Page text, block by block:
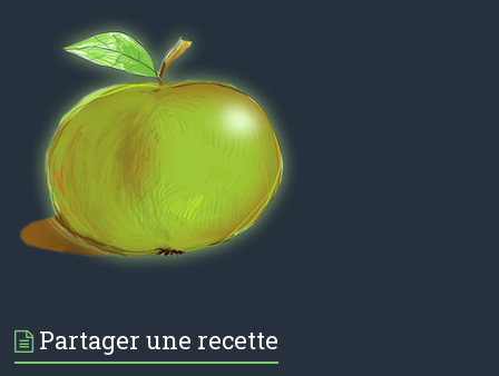
Partager une recette